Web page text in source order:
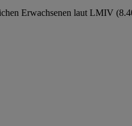
Erwachsenen laut LMIV